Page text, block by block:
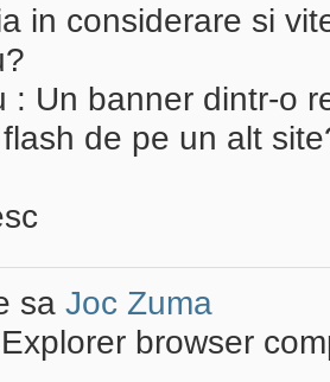
in considerare si
: Un banner dintr-o
de pe un alt
sa Joc Zuma
browser